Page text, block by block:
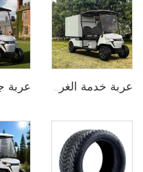
عربة خدمة الغرف والمأكولات الكهربائية للفنادق LS2043KHR